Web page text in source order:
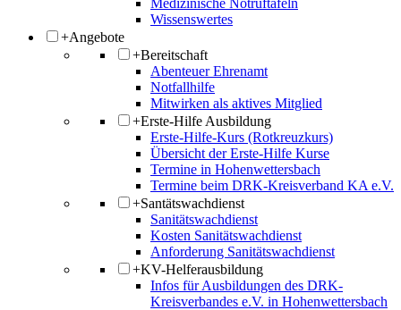
Medizinische Notruftafeln
Wissenswertes
+Angebote
+Bereitschaft
Abenteuer Ehrenamt
Notfallhilfe
Mitwirken als aktives Mitglied
+Erste-Hilfe Ausbildung
Erste-Hilfe-Kurs (Rotkreuzkurs)
Übersicht der Erste-Hilfe Kurse
Termine in Hohenwettersbach
Termine beim DRK-Kreisverband KA e.V.
+Santätswachdienst
Sanitätswachdienst
Kosten Sanitätswachdienst
Anforderung Sanitätswachdienst
+KV-Helferausbildung
Infos für Ausbildungen des DRK-
Kreisverbandes e.V. in Hohenwettersbach